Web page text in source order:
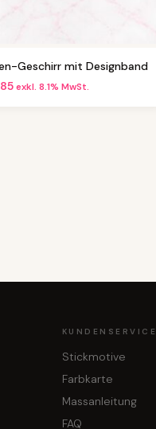
Geschirr mit Designband
85exkl. 8.1% MwSt.
KUNDENSERVICE
Stickmotive
Farbkarte
Massanleitung
FAQ